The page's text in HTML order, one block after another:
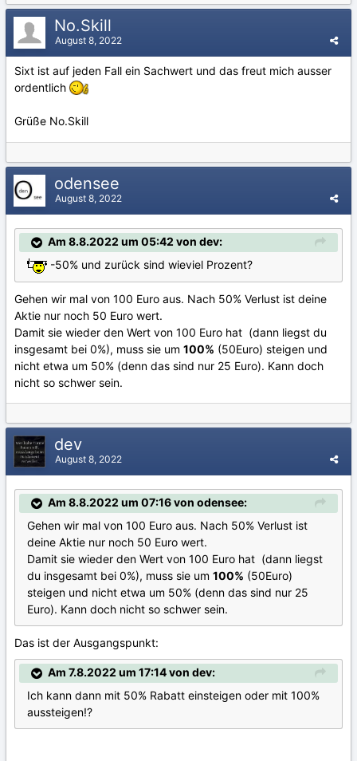
No.Skill
August 8, 2022
Sixt ist auf jeden Fall ein Sachwert und das freut mich ausser
ordentlich
Grüße No.Skill
odensee
August 8, 2022
Am 8.8.2022 um 05:42 von dev:
-50% und zurück sind wieviel Prozent?
Gehen wir mal von 100 Euro aus. Nach 50% Verlust ist deine
Aktie nur noch 50 Euro wert.
Damit sie wieder den Wert von 100 Euro hat (dann liegst du
insgesamt bei 0%), muss sie um 100% (50Euro) steigen und
nicht etwa um 50% (denn das sind nur 25 Euro). Kann doch
nicht so schwer sein.
dev
August 8, 2022
Am 8.8.2022 um 07:16 von odensee:
Gehen wir mal von 100 Euro aus. Nach 50% Verlust ist
deine Aktie nur noch 50 Euro wert.
Damit sie wieder den Wert von 100 Euro hat (dann liegst
du insgesamt bei 0%), muss sie um 100% (50Euro)
steigen und nicht etwa um 50% (denn das sind nur 25
Euro). Kann doch nicht so schwer sein.
Das ist der Ausgangspunkt:
Am 7.8.2022 um 17:14 von dev:
Ich kann dann mit 50% Rabatt einsteigen oder mit 100%
aussteigen!?